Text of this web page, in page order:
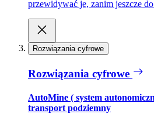
przewidywać je, zanim jeszcze
Rozwiązania cyfrowe
Rozwiązania cyfrowe
AutoMine ( system
transport podziemny